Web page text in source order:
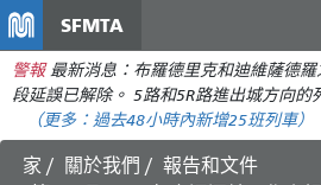
主
要
內
SFMTA
警報 最新消息：布羅德里克和迪維薩德
段延誤已解除。 5路和5R路進出城方向的
（更多： 過去48小時內新增25班列車）
家 關於我們
報告和文件